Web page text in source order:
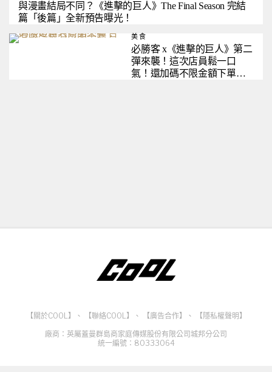
與漫畫結局不同？《進擊的巨人》The Final Season 完結
篇「後篇」全新預告曝光！
美食
必勝客 x《進擊的巨人》第二
彈來襲！這次店員鬆一口
氣！還加碼不限金額下單就
【關於COOL】 、 【聯絡COOL】 、 【廣告合作】 、
【隱私權聲明】
廠商：英屬蓋曼群島商家庭傳媒股份有限公司城邦分公司
統一編號：80333064